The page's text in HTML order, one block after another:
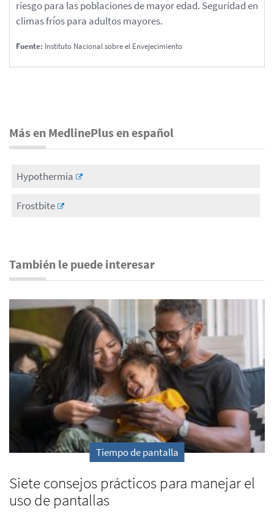
riesgo para las poblaciones de mayor edad. Seguridad en
climas fríos para adultos mayores.
Fuente: Instituto Nacional sobre el Envejecimiento
Más en MedlinePlus en español
Hypothermia
Frostbite
También le puede interesar
Tiempo de pantalla
Siete consejos prácticos para manejar el
uso de pantallas